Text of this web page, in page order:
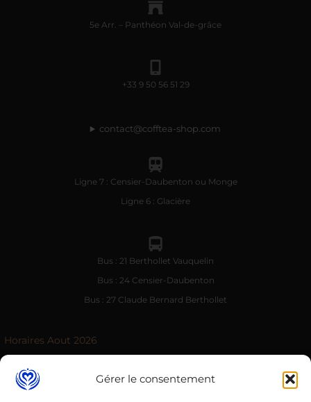
Gérer le consentement
5e Arr. – Panthéon Val-de-grâce
+33 9 50 56 51 29
contact@cofftea-shop.com
Ligne 7 : Censier-Daubenton ou Monge
Ligne 6 : Glacière
Bus : 21 Berthollet Vauquelin
Bus : 24 Censier-Daubenton
Bus : 27 Claude Bernard Berthollet
Horaires Aout 2026
9:00–17:00